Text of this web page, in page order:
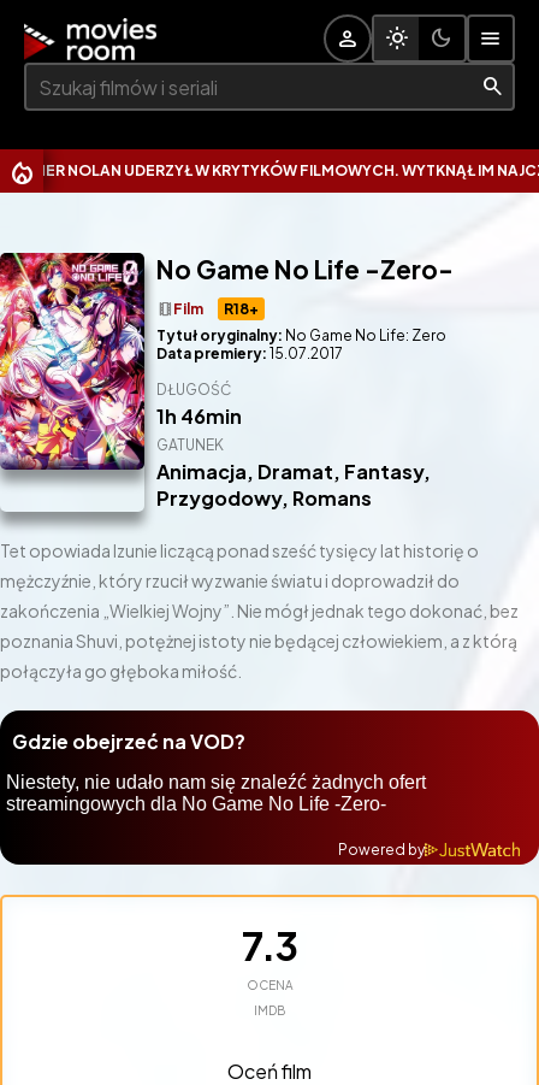
Szukaj:
NOLAN UDERZYŁ W KRYTYKÓW FILMOWYCH. WYTKNĄŁ IM
No Game No Life -Zero-
R18+
theaters Film
Tytuł oryginalny: No Game No Life: Zero
Data premiery: 15.07.2017
Tet opowiada Izunie liczącą ponad sześć tysięcy lat historię o
mężczyźnie, który rzucił wyzwanie światu i doprowadził do
zakończenia „Wielkiej Wojny”. Nie mógł jednak tego dokonać, bez
poznania Shuvi, potężnej istoty nie będącej człowiekiem, a z którą
połączyła go głęboka miłość.
DŁUGOŚĆ
1h 46min
GATUNEK
Animacja, Dramat, Fantasy,
Przygodowy, Romans
Gdzie obejrzeć na VOD?
Powered by
7.3
OCENA
IMDB
Oceń film